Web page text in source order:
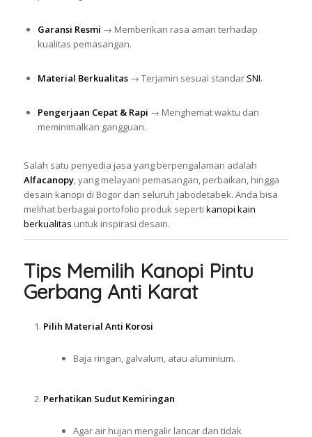
Garansi Resmi → Memberikan rasa aman terhadap
kualitas pemasangan.
Material Berkualitas→ Terjamin sesuai standar SNI.
Pengerjaan Cepat & Rapi → Menghemat waktu dan
meminimalkan gangguan.
Salah satu penyedia jasa yang berpengalaman adalah
Alfacanopy, yang melayani pemasangan, perbaikan, hingga
desain kanopi di Bogor dan seluruh Jabodetabek. Anda bisa
melihat berbagai portofolio produk seperti kanopi kain
berkualitas untuk inspirasi desain.
Tips Memilih Kanopi Pintu
Gerbang Anti Karat
Pilih Material Anti Korosi
Baja ringan, galvalum, atau aluminium.
Perhatikan Sudut Kemiringan
Agar air hujan mengalir lancar dan tidak